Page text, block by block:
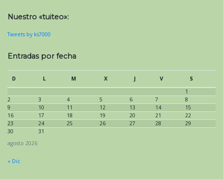
Nuestro «tuiteo»:
Tweets by ks7000
Entradas por fecha
agosto 2026
D L M X J V
S
1
2
3 4 5 6 7
8
9
10 11 12 13 14
15
16
17 18 19 20 21
22
23
24 25 26 27 28
29
30
31
« Dic